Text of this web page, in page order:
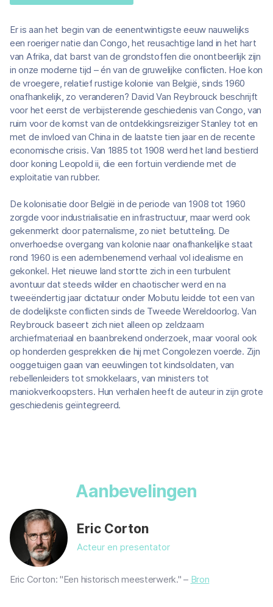
Er is aan het begin van de eenentwintigste eeuw nauwelijks
een roeriger natie dan Congo, het reusachtige land in het hart
van Afrika, dat barst van de grondstoffen die onontbeerlijk zijn
in onze moderne tijd – én van de gruwelijke conflicten. Hoe kon
de vroegere, relatief rustige kolonie van België, sinds 1960
onafhankelijk, zo veranderen? David Van Reybrouck beschrijft
voor het eerst de verbijsterende geschiedenis van Congo, van
ruim voor de komst van de ontdekkingsreiziger Stanley tot en
met de invloed van China in de laatste tien jaar en de recente
economische crisis. Van 1885 tot 1908 werd het land bestierd
door koning Leopold ii, die een fortuin verdiende met de
exploitatie van rubber.
De kolonisatie door België in de periode van 1908 tot 1960
zorgde voor industrialisatie en infrastructuur, maar werd ook
gekenmerkt door paternalisme, zo niet betutteling. De
onverhoedse overgang van kolonie naar onafhankelijke staat
rond 1960 is een adembenemend verhaal vol idealisme en
gekonkel. Het nieuwe land stortte zich in een turbulent
avontuur dat steeds wilder en chaotischer werd en na
tweeëndertig jaar dictatuur onder Mobutu leidde tot een van
de dodelijkste conflicten sinds de Tweede Wereldoorlog. Van
Reybrouck baseert zich niet alleen op zeldzaam
archiefmateriaal en baanbrekend onderzoek, maar vooral ook
op honderden gesprekken die hij met Congolezen voerde. Zijn
ooggetuigen gaan van eeuwlingen tot kindsoldaten, van
rebellenleiders tot smokkelaars, van ministers tot
maniokverkoopsters. Hun verhalen heeft de auteur in zijn grote
geschiedenis geïntegreerd.
Aanbevelingen
Eric Corton
Acteur en presentator
Eric Corton: "Een historisch meesterwerk." – Bron